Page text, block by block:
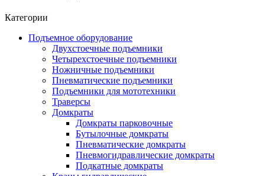
Категории
Подъемное оборудование
Двухстоечные подъемники
Четырехстоечные подъемники
Ножничные подъемники
Пневматические подъемники
Подъемники для мототехники
Траверсы
Домкраты
Домкраты парковочные
Бутылочные домкраты
Пневматические домкраты
Пневмогидравлические домкраты
Подкатные домкраты